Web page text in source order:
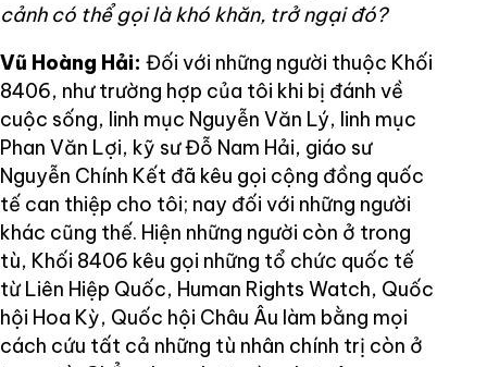
cảnh có thể gọi là khó khăn, trở ngại đó?
Vũ Hoàng Hải: Đối với những người thuộc Khối
8406, như trường hợp của tôi khi bị đánh về
cuộc sống, linh mục Nguyễn Văn Lý, linh mục
Phan Văn Lợi, kỹ sư Đỗ Nam Hải, giáo sư
Nguyễn Chính Kết đã kêu gọi cộng đồng quốc
tế can thiệp cho tôi; nay đối với những người
khác cũng thế. Hiện những người còn ở trong
tù, Khối 8406 kêu gọi những tổ chức quốc tế
từ Liên Hiệp Quốc, Human Rights Watch, Quốc
hội Hoa Kỳ, Quốc hội Châu Âu làm bằng mọi
cách cứu tất cả những tù nhân chính trị còn ở